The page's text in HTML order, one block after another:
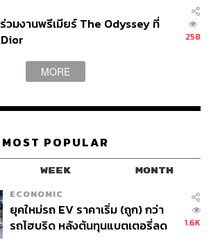
มงานพรีเมียร์ The Odyssey ที่
258
MORE
MOST POPULAR
WEEK MONTH
ECONOMIC
ยุคใหม่รถ EV ราคาเริ่ม (ถูก) กว่า
รถไฮบริด หลังต้นทุนแบตเตอรี่ลด
1.6K